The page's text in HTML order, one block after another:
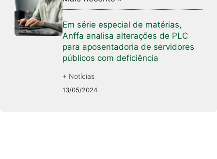
Em série especial de matérias,
Anffa analisa alterações de PLC
para aposentadoria de servidores
públicos com deficiência
+ Notícias
13/05/2024